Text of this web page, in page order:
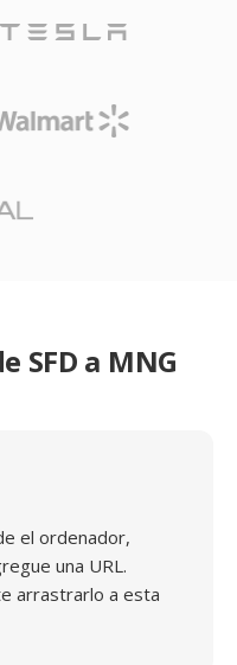
SFD a MNG
el ordenador,
una URL.
arrastrarlo a esta